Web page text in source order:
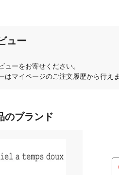
ュー
ューをお寄せください。
はマイページのご注文履歴から行えま
のブランド